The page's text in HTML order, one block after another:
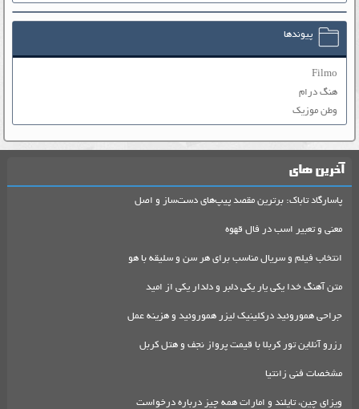
پیوندها
Filmo
هنگ درام
وطن موزیک
آخرین های
پاسارگاد تاباک: برترین مقصد پیپ‌های دست‌ساز و اصل
معنی و تعبیر اسب در فال قهوه
انتخاب فیلم و سریال مناسب برای هر سن و سلیقه با هو
متن آهنگ خدا یکی یار یکی دلبر و دلدار یکی از امید
جراحی هموروئید درکلینیک لیزر هموروئید و هزینه عمل
رزرو آنلاین تور کربلا با قیمت پرواز نجف و هتل کربل
مشخصات فنی زانتیا
ویزای چین، تایلند و امارات همه چیز درباره درخواست